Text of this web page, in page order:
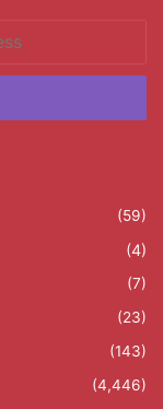
(59)
(4)
(7)
(23)
(143)
(4,446)